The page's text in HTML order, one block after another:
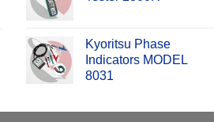
Kyoritsu Phase
Indicators MODEL
8031